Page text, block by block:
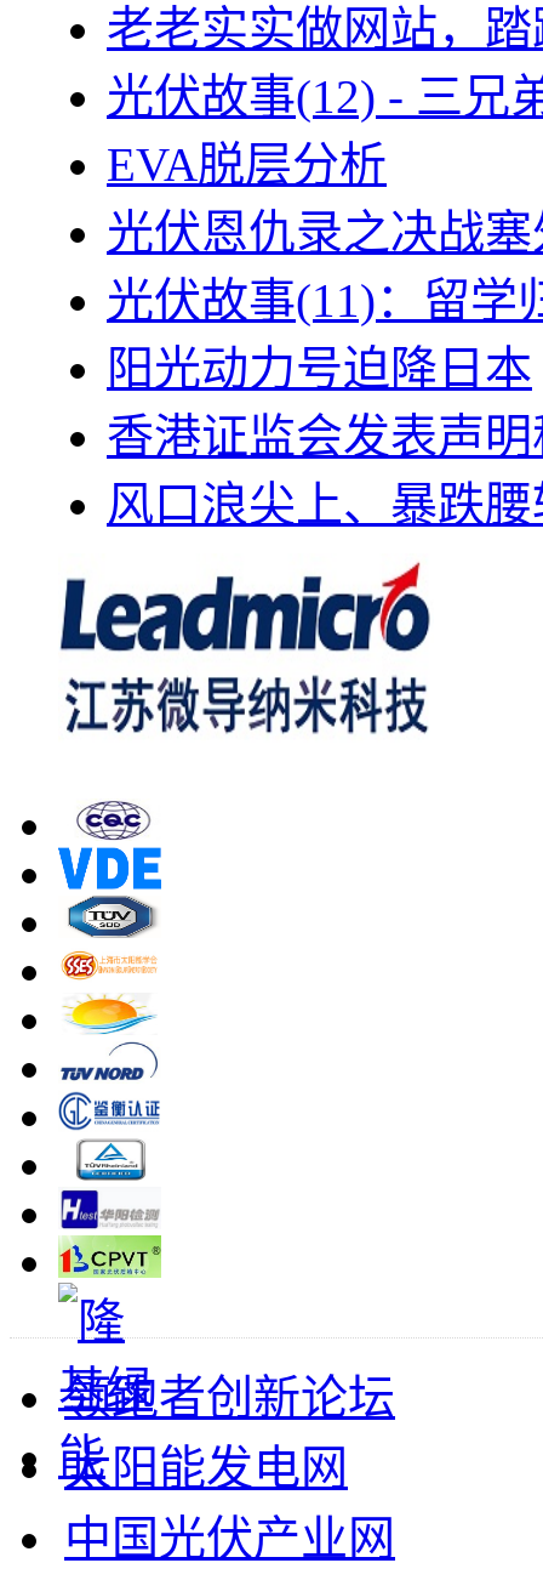
老老实实做网站，
光伏故事(12) - 三兄
EVA脱层分析
光伏恩仇录之决战
光伏故事(11)：留学
阳光动力号迫降日本
香港证监会发表声
风口浪尖上、暴跌
领跑者创新论坛
太阳能发电网
中国光伏产业网